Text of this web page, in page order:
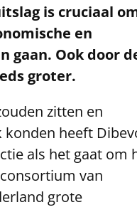
is cruciaal
en
gaan. Ook door
groter.
zitten en
heeft
als het gaat om
van
grote